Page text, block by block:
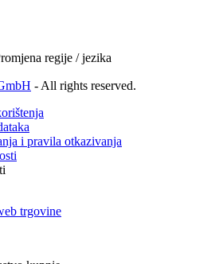
regije / jezika
- All rights reserved.
i pravila otkazivanja
trgovine